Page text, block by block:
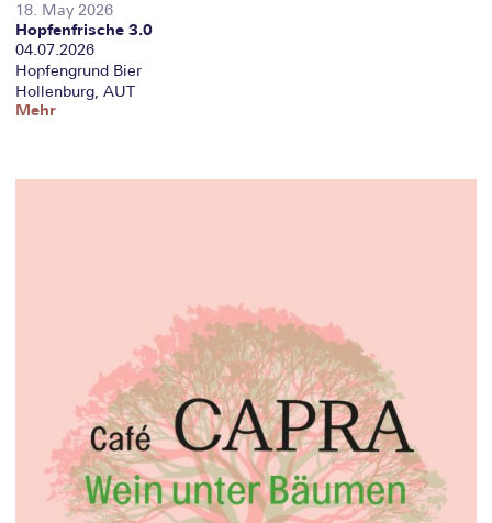
18. May 2026
Hopfenfrische 3.0
04.07.2026
Hopfengrund Bier
Hollenburg, AUT
Mehr